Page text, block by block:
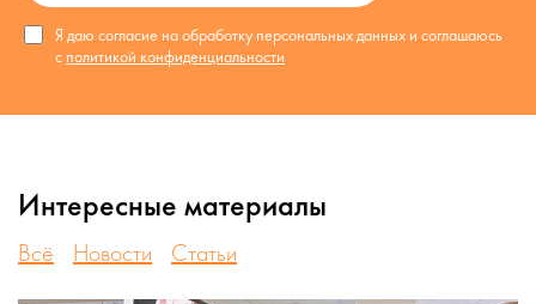
Я даю согласие на обработку персональных данных и соглашаюсь
с политикой конфиденциальности
Интересные материалы
Всё Новости Статьи